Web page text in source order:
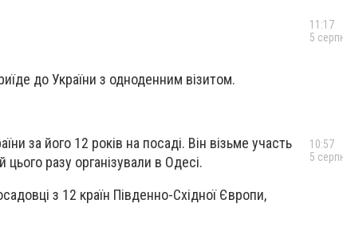
до України з одноденним візитом.
за його 12 років на посаді. Він візьме участь
разу організували в Одесі.
з 12 країн Південно-Східної Європи,
11:17
5
10:57
5